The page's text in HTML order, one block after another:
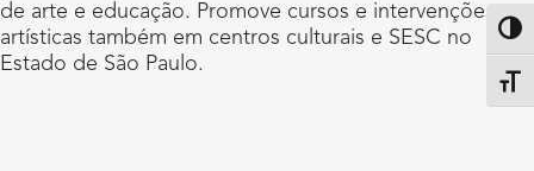
de arte e educação. Promove cursos e intervenções
artísticas também em centros culturais e SESC no
Estado de São Paulo.